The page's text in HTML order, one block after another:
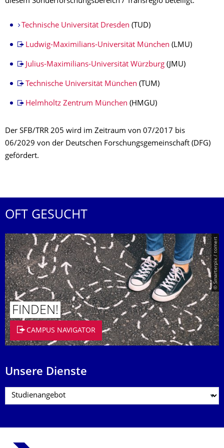
Technische Universität Dresden (TUD)
Ludwig-Maximilians-Universität München (LMU)
Julius-Maximilians-Universität Würzburg (JMU)
Technische Universität München (TUM)
Helmholtz Zentrum München (HMGU)
Der SFB/TRR 205 wird im Zeitraum von 07/2017 bis
06/2029 von der Deutschen Forschungsgemeinschaft (DFG)
gefördert.
OFT GESUCHT
© Smarterpix / tomert
FINDEN!
CAMPUS NAVIGATOR
Unsere Dienste